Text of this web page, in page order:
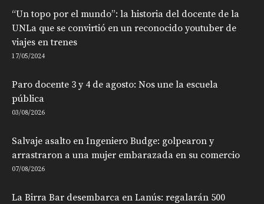
“Un topo por el mundo”: la historia del docente de la
UNLa que se convirtió en un reconocido youtuber de
viajes en trenes
17/05/2024
Paro docente 3 y 4 de agosto: Nos une la escuela
pública
03/08/2026
Salvaje asalto en Ingeniero Budge: golpearon y
arrastraron a una mujer embarazada en su comercio
07/08/2026
La Birra Bar desembarca en Lanús: regalarán 500